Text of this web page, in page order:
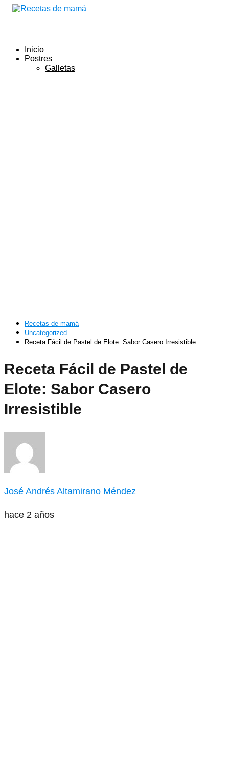
Inicio
Postres
Galletas
Recetas de mamá
Uncategorized
Receta Fácil de Pastel de Elote: Sabor Casero Irresistible
Receta Fácil de Pastel de
Elote: Sabor Casero
Irresistible
José Andrés Altamirano Méndez
hace 2 años